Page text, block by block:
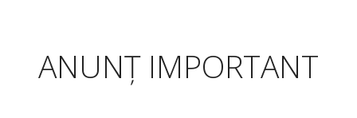
ANUNȚ IMPORTANT